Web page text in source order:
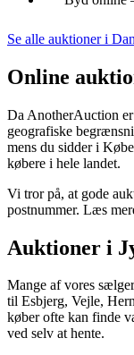
Se alle auktioner i
Online
Da AnotherAuction
geografiske
mens du sidder i
købere i hele landet.
Vi tror på, at gode
postnummer. Læs
Auktioner i
Mange af vores
til Esbjerg, Vejle,
køber ofte kan finde
ved selv at hente.